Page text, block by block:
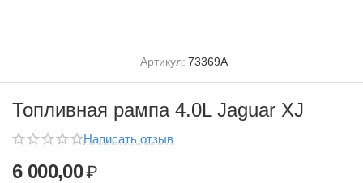
Артикул: 73369А
Топливная рампа 4.0L Jaguar XJ
Написать отзыв
6 000,00₽